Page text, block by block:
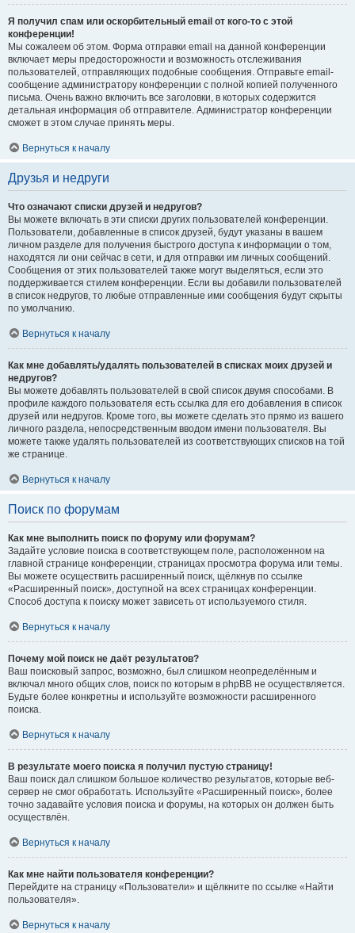
Я получил спам или оскорбительный email от кого-то с этой
конференции!
Мы сожалеем об этом. Форма отправки email на данной конференции
включает меры предосторожности и возможность отслеживания
пользователей, отправляющих подобные сообщения. Отправьте email-
сообщение администратору конференции с полной копией полученного
письма. Очень важно включить все заголовки, в которых содержится
детальная информация об отправителе. Администратор конференции
сможет в этом случае принять меры.
Вернуться к началу
Друзья и недруги
Что означают списки друзей и недругов?
Вы можете включать в эти списки других пользователей конференции.
Пользователи, добавленные в список друзей, будут указаны в вашем
личном разделе для получения быстрого доступа к информации о том,
находятся ли они сейчас в сети, и для отправки им личных сообщений.
Сообщения от этих пользователей также могут выделяться, если это
поддерживается стилем конференции. Если вы добавили пользователей
в список недругов, то любые отправленные ими сообщения будут скрыты
по умолчанию.
Вернуться к началу
Как мне добавлять/удалять пользователей в списках моих друзей и
недругов?
Вы можете добавлять пользователей в свой список двумя способами. В
профиле каждого пользователя есть ссылка для его добавления в список
друзей или недругов. Кроме того, вы можете сделать это прямо из вашего
личного раздела, непосредственным вводом имени пользователя. Вы
можете также удалять пользователей из соответствующих списков на той
же странице.
Вернуться к началу
Поиск по форумам
Как мне выполнить поиск по форуму или форумам?
Задайте условие поиска в соответствующем поле, расположенном на
главной странице конференции, страницах просмотра форума или темы.
Вы можете осуществить расширенный поиск, щёлкнув по ссылке
«Расширенный поиск», доступной на всех страницах конференции.
Способ доступа к поиску может зависеть от используемого стиля.
Вернуться к началу
Почему мой поиск не даёт результатов?
Ваш поисковый запрос, возможно, был слишком неопределённым и
включал много общих слов, поиск по которым в phpBB не осуществляется.
Будьте более конкретны и используйте возможности расширенного
поиска.
Вернуться к началу
В результате моего поиска я получил пустую страницу!
Ваш поиск дал слишком большое количество результатов, которые веб-
сервер не смог обработать. Используйте «Расширенный поиск», более
точно задавайте условия поиска и форумы, на которых он должен быть
осуществлён.
Вернуться к началу
Как мне найти пользователя конференции?
Перейдите на страницу «Пользователи» и щёлкните по ссылке «Найти
пользователя».
Вернуться к началу